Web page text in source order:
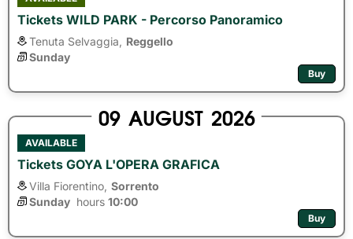
Tickets WILD PARK - Percorso Panoramico
Tenuta Selvaggia,
Reggello
Sunday
Buy
09 AUGUST 2026
AVAILABLE
Tickets GOYA L'OPERA GRAFICA
Villa Fiorentino, Sorrento
Sunday hours 10:00
Buy